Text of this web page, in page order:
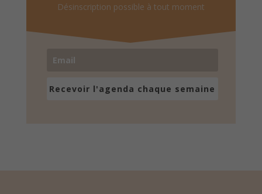
Désinscription possible à tout moment
Recevoir l'agenda chaque semaine